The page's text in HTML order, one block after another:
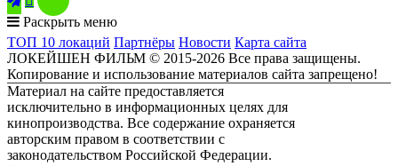
Раскрыть меню
ТОП 10 локаций Партнёры Новости Карта сайта
ЛОКЕЙШЕН ФИЛЬМ © 2015-2026 Все права защищены.
Копирование и использование материалов сайта запрещено!
Материал на сайте предоставляется
исключительно в информационных целях для
кинопроизводства. Все содержание охраняется
авторским правом в соответствии с
законодательством Российской Федерации.